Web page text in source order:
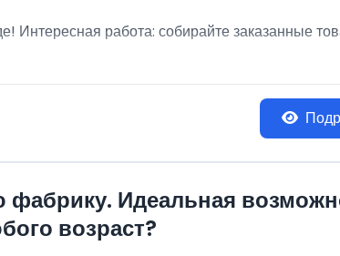
Интересная работа: собирайте заказанные
Идеальная
возраст?